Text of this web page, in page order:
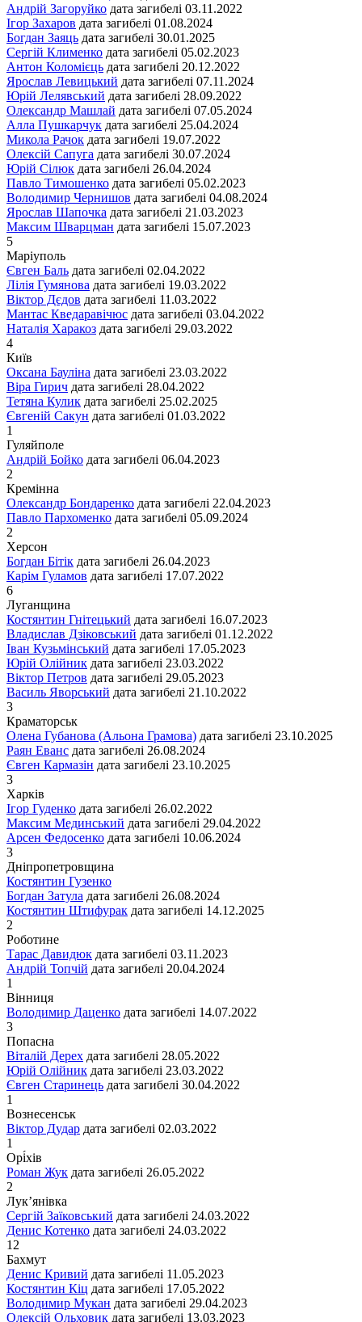
Андрій Загоруйко дата загибелі 03.11.2022
Ігор Захаров дата загибелі 01.08.2024
Богдан Заяць дата загибелі 30.01.2025
Сергій Клименко дата загибелі 05.02.2023
Антон Коломієць дата загибелі 20.12.2022
Ярослав Левицький дата загибелі 07.11.2024
Юрій Лелявський дата загибелі 28.09.2022
Олександр Машлай дата загибелі 07.05.2024
Алла Пушкарчук дата загибелі 25.04.2024
Микола Рачок дата загибелі 19.07.2022
Олексій Сапуга дата загибелі 30.07.2024
Юрій Сілюк дата загибелі 26.04.2024
Павло Тимошенко дата загибелі 05.02.2023
Володимир Чернишов дата загибелі 04.08.2024
Ярослав Шапочка дата загибелі 21.03.2023
Максим Шварцман дата загибелі 15.07.2023
5
Маріуполь
Євген Баль дата загибелі 02.04.2022
Лілія Гумянова дата загибелі 19.03.2022
Віктор Дєдов дата загибелі 11.03.2022
Мантас Кведаравічюс дата загибелі 03.04.2022
Наталія Харакоз дата загибелі 29.03.2022
4
Київ
Оксана Бауліна дата загибелі 23.03.2022
Віра Гирич дата загибелі 28.04.2022
Тетяна Кулик дата загибелі 25.02.2025
Євгеній Сакун дата загибелі 01.03.2022
1
Гуляйполе
Андрій Бойко дата загибелі 06.04.2023
2
Кремінна
Олександр Бондаренко дата загибелі 22.04.2023
Павло Пархоменко дата загибелі 05.09.2024
2
Херсон
Богдан Бітік дата загибелі 26.04.2023
Карім Гуламов дата загибелі 17.07.2022
6
Луганщина
Костянтин Гнітецький дата загибелі 16.07.2023
Владислав Дзіковський дата загибелі 01.12.2022
Іван Кузьмінський дата загибелі 17.05.2023
Юрій Олійник дата загибелі 23.03.2022
Віктор Петров дата загибелі 29.05.2023
Василь Яворський дата загибелі 21.10.2022
3
Краматорськ
Олена Губанова (Альона Грамова) дата загибелі 23.10.2025
Раян Еванс дата загибелі 26.08.2024
Євген Кармазін дата загибелі 23.10.2025
3
Харків
Ігор Гуденко дата загибелі 26.02.2022
Максим Мединський дата загибелі 29.04.2022
Арсен Федосенко дата загибелі 10.06.2024
3
Дніпропетровщина
Костянтин Гузенко
Богдан Затула дата загибелі 26.08.2024
Костянтин Штифурак дата загибелі 14.12.2025
2
Роботине
Тарас Давидюк дата загибелі 03.11.2023
Андрій Топчій дата загибелі 20.04.2024
1
Вінниця
Володимир Даценко дата загибелі 14.07.2022
3
Попасна
Віталій Дерех дата загибелі 28.05.2022
Юрій Олійник дата загибелі 23.03.2022
Євген Старинець дата загибелі 30.04.2022
1
Вознесенськ
Віктор Дудар дата загибелі 02.03.2022
1
Орі́хів
Роман Жук дата загибелі 26.05.2022
2
Лук’янівка
Сергій Заїковський дата загибелі 24.03.2022
Денис Котенко дата загибелі 24.03.2022
12
Бахмут
Денис Кривий дата загибелі 11.05.2023
Костянтин Кіц дата загибелі 17.05.2022
Володимир Мукан дата загибелі 29.04.2023
Олексій Ольховик дата загибелі 13.03.2023